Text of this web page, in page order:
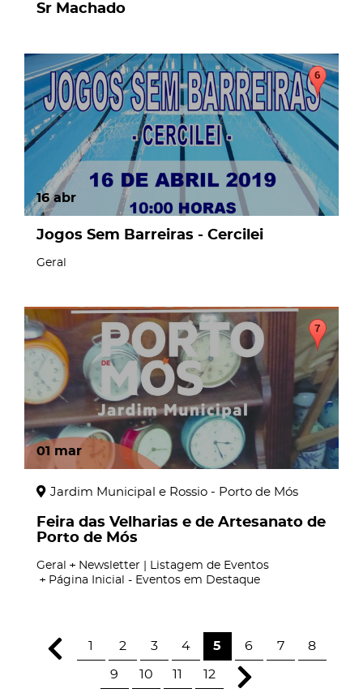
Sr Machado
16 abr
Jogos Sem Barreiras - Cercilei
Geral
01 mar
Jardim Municipal e Rossio - Porto de Mós
Feira das Velharias e de Artesanato de
Porto de Mós
Geral
Newsletter | Listagem de Eventos
Página Inicial - Eventos em Destaque
1 2 3 4 5 6 7 8
9 10 11 12